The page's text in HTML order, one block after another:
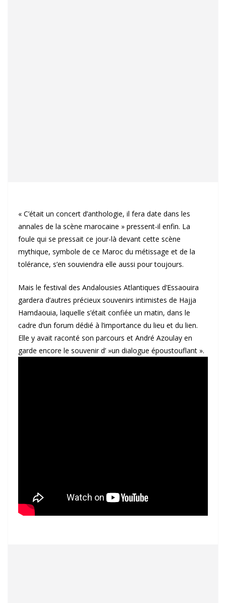
« C’était un concert d’anthologie, il fera date dans les
annales de la scène marocaine » pressent-il enfin. La
foule qui se pressait ce jour-là devant cette scène
mythique, symbole de ce Maroc du métissage et de la
tolérance, s’en souviendra elle aussi pour toujours.
Mais le festival des Andalousies Atlantiques d’Essaouira
gardera d’autres précieux souvenirs intimistes de Hajja
Hamdaouia, laquelle s’était confiée un matin, dans le
cadre d’un forum dédié à l’importance du lieu et du lien.
Elle y avait raconté son parcours et André Azoulay en
garde encore le souvenir d’ »un dialogue époustouflant ».